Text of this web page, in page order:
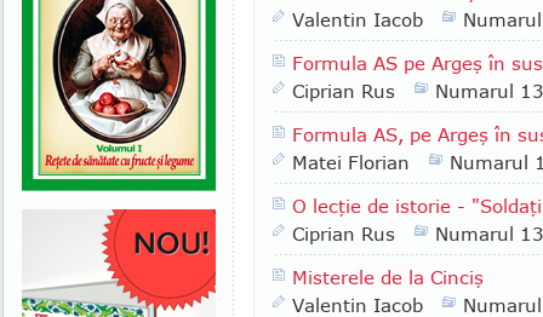
Valentin Iacob
Formula AS pe Argeş în
Ciprian Rus
Numarul
Formula AS, pe Argeş în
Matei Florian
Numarul
O lecţie de istorie -
Ciprian Rus
Numarul
Misterele de la Cinciş
Valentin Iacob